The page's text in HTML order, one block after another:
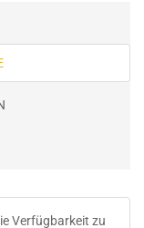
Verfügbarkeit zu